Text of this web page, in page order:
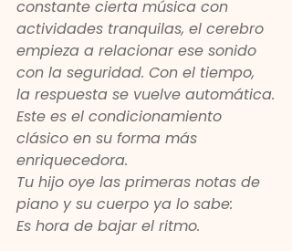
constante cierta música con
actividades tranquilas, el cerebro
empieza a relacionar ese sonido
con la seguridad. Con el tiempo,
la respuesta se vuelve automática.
Este es el condicionamiento
clásico en su forma más
enriquecedora.
Tu hijo oye las primeras notas de
piano y su cuerpo ya lo sabe:
Es hora de bajar el ritmo.